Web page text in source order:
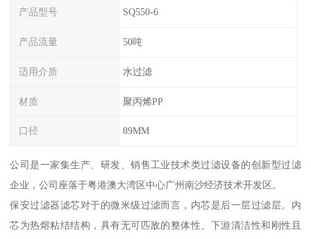
产品型号 SQ550-6
产品流量 50吨
适用介质 水过滤
材质 聚丙烯PP
口径 89MM
公司是一家集生产、研发、销售工业技术类过滤设备的创新型过滤
企业，公司座落于粤港澳大湾区中心广州南沙经济技术开发区。
保安过滤器滤芯对于的微米级过滤而言，内芯是后一层过滤层。内
芯为热熔粘结结构，具有无可匹敌的整体性、下游清洁性和刚性且